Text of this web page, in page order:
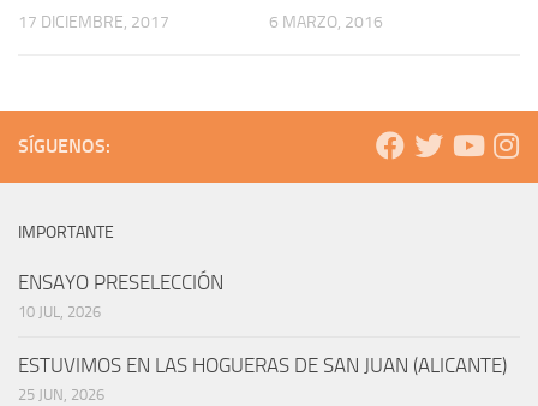
17 DICIEMBRE, 2017 6 MARZO, 2016
SÍGUENOS:
IMPORTANTE
ENSAYO PRESELECCIÓN
10 JUL, 2026
ESTUVIMOS EN LAS HOGUERAS DE SAN JUAN (ALICANTE)
25 JUN, 2026